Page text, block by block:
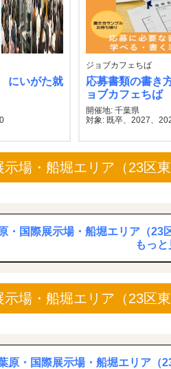
にいがた就
ジョブカフェちば
応募書類の書き
ョブカフェちば
開催地: 千葉県
対象: 既卒、2027、
場・船堀エリア（23区
・国際展示場・船堀エリア（23
もっと
場・船堀エリア（23区
原・国際展示場・船堀エリア（